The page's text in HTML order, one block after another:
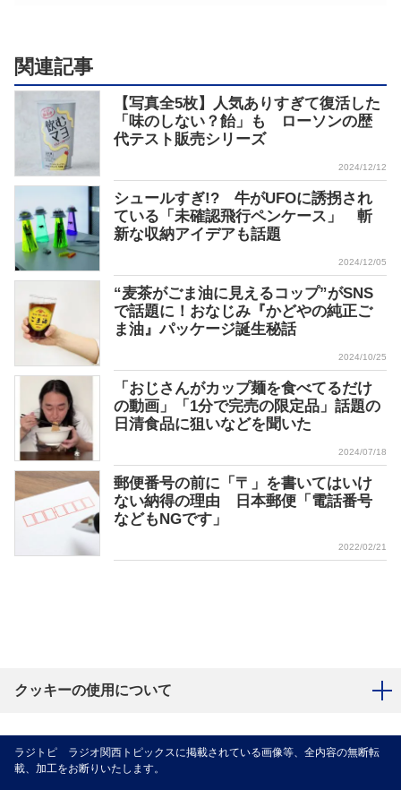
関連記事
【写真全5枚】人気ありすぎて復活した
「味のしない？飴」も ローソンの歴
代テスト販売シリーズ
2024/12/12
シュールすぎ!? 牛がUFOに誘拐され
ている「未確認飛行ペンケース」 斬
新な収納アイデアも話題
2024/12/05
“麦茶がごま油に見えるコップ”がSNS
で話題に！おなじみ『かどやの純正ご
ま油』パッケージ誕生秘話
2024/10/25
「おじさんがカップ麺を食べてるだけ
の動画」「1分で完売の限定品」話題の
日清食品に狙いなどを聞いた
2024/07/18
郵便番号の前に「〒」を書いてはいけ
ない納得の理由 日本郵便「電話番号
などもNGです」
2022/02/21
クッキーの使用について
ラジトピ ラジオ関西トピックスに掲載されている画像等、全内容の無断転
載、加工をお断りいたします。